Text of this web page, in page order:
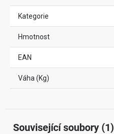
Kategorie
Hmotnost
EAN
Váha (Kg)
Související soubory (1)